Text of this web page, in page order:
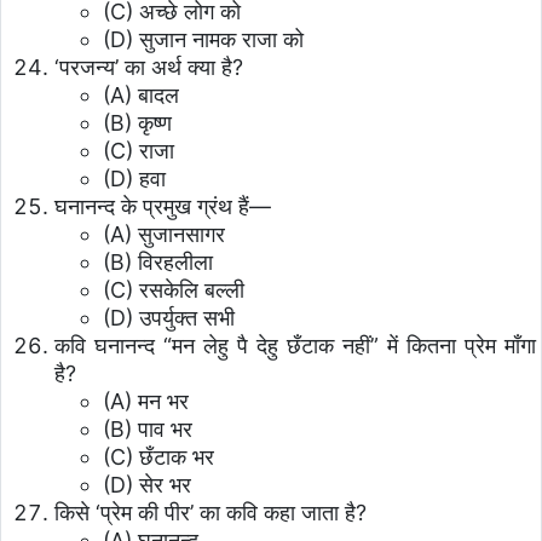
(C) अच्छे लोग को
(D) सुजान नामक राजा को
‘परजन्य’ का अर्थ क्या है?
(A) बादल
(B) कृष्ण
(C) राजा
(D) हवा
घनानन्द के प्रमुख ग्रंथ हैं—
(A) सुजानसागर
(B) विरहलीला
(C) रसकेलि बल्ली
(D) उपर्युक्त सभी
कवि घनानन्द “मन लेहु पै देहु छँटाक नहीं” में कितना प्रेम माँगा
है?
(A) मन भर
(B) पाव भर
(C) छँटाक भर
(D) सेर भर
किसे ‘प्रेम की पीर’ का कवि कहा जाता है?